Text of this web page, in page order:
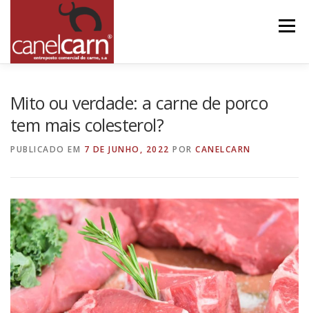
Menu
Mito ou verdade: a carne de porco
tem mais colesterol?
PUBLICADO EM 7 DE JUNHO, 2022 POR CANELCARN